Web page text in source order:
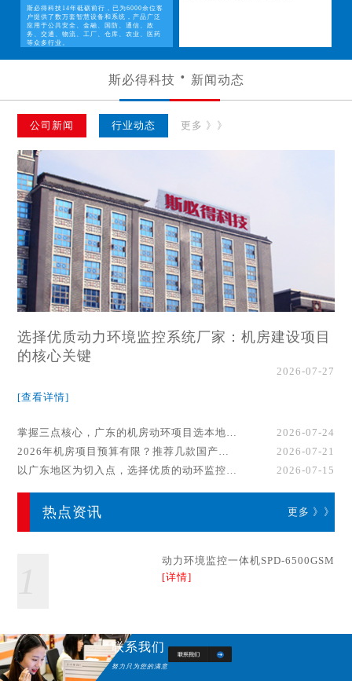
斯必得科技14年砥砺前行，已为6000余位客
户提供了数万套智慧设备和系统，产品广泛
应用于公共安全、金融、国防、通信、政
务、交通、物流、工厂、仓库、农业、医药
等众多行业。
斯必得科技 新闻动态
公司新闻 行业动态 更多 》》
选择优质动力环境监控系统厂家：机房建设项目
的核心关键
2026-07-27
[查看详情]
掌握三点核心，广东的机房动环项目选本地厂家事半功倍！
2026-07-24
2026年机房项目预算有限？推荐几款国产动环监控系统品牌
2026-07-21
以广东地区为切入点，选择优质的动环监控系统厂家
2026-07-15
热点资讯 更多 》》
动力环境监控一体机SPD-6500GSM
[详情]
联系我们
努力只为您的满意